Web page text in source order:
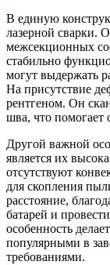
В единую
лазерной сварки.
межсекционных
стабильно
могут выдержать
На присутствие
рентгеном. Он
шва, что помогает
Другой важной
является их
отсутствуют
для скопления
расстояние,
батарей и
особенность
популярными в
требованиями.